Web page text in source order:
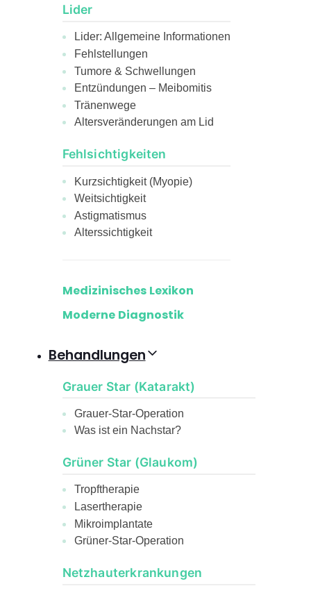
Lider
Lider: Allgemeine Informationen
Fehlstellungen
Tumore & Schwellungen
Entzündungen – Meibomitis
Tränenwege
Altersveränderungen am Lid
Fehlsichtigkeiten
Kurzsichtigkeit (Myopie)
Weitsichtigkeit
Astigmatismus
Alterssichtigkeit
Medizinisches Lexikon
Moderne Diagnostik
Behandlungen
Grauer Star (Katarakt)
Grauer-Star-Operation
Was ist ein Nachstar?
Grüner Star (Glaukom)
Tropftherapie
Lasertherapie
Mikroimplantate
Grüner-Star-Operation
Netzhauterkrankungen